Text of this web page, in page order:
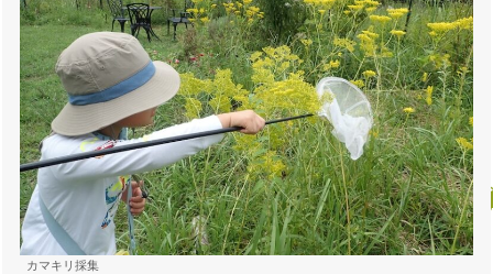
カマキリ採集